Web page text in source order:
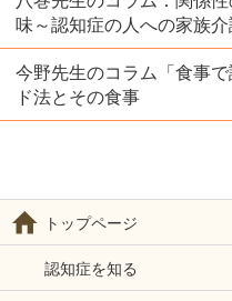
味～認知症の人への家族
今野先生のコラム「食事
ド法とその食事
トップページ
認知症を知る